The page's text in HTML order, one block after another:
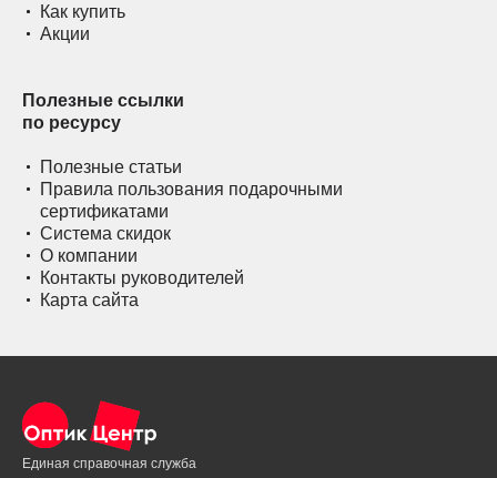
Как купить
Акции
Полезные ссылки
по ресурсу
Полезные статьи
Правила пользования подарочными
сертификатами
Система скидок
О компании
Контакты руководителей
Карта сайта
Единая справочная служба